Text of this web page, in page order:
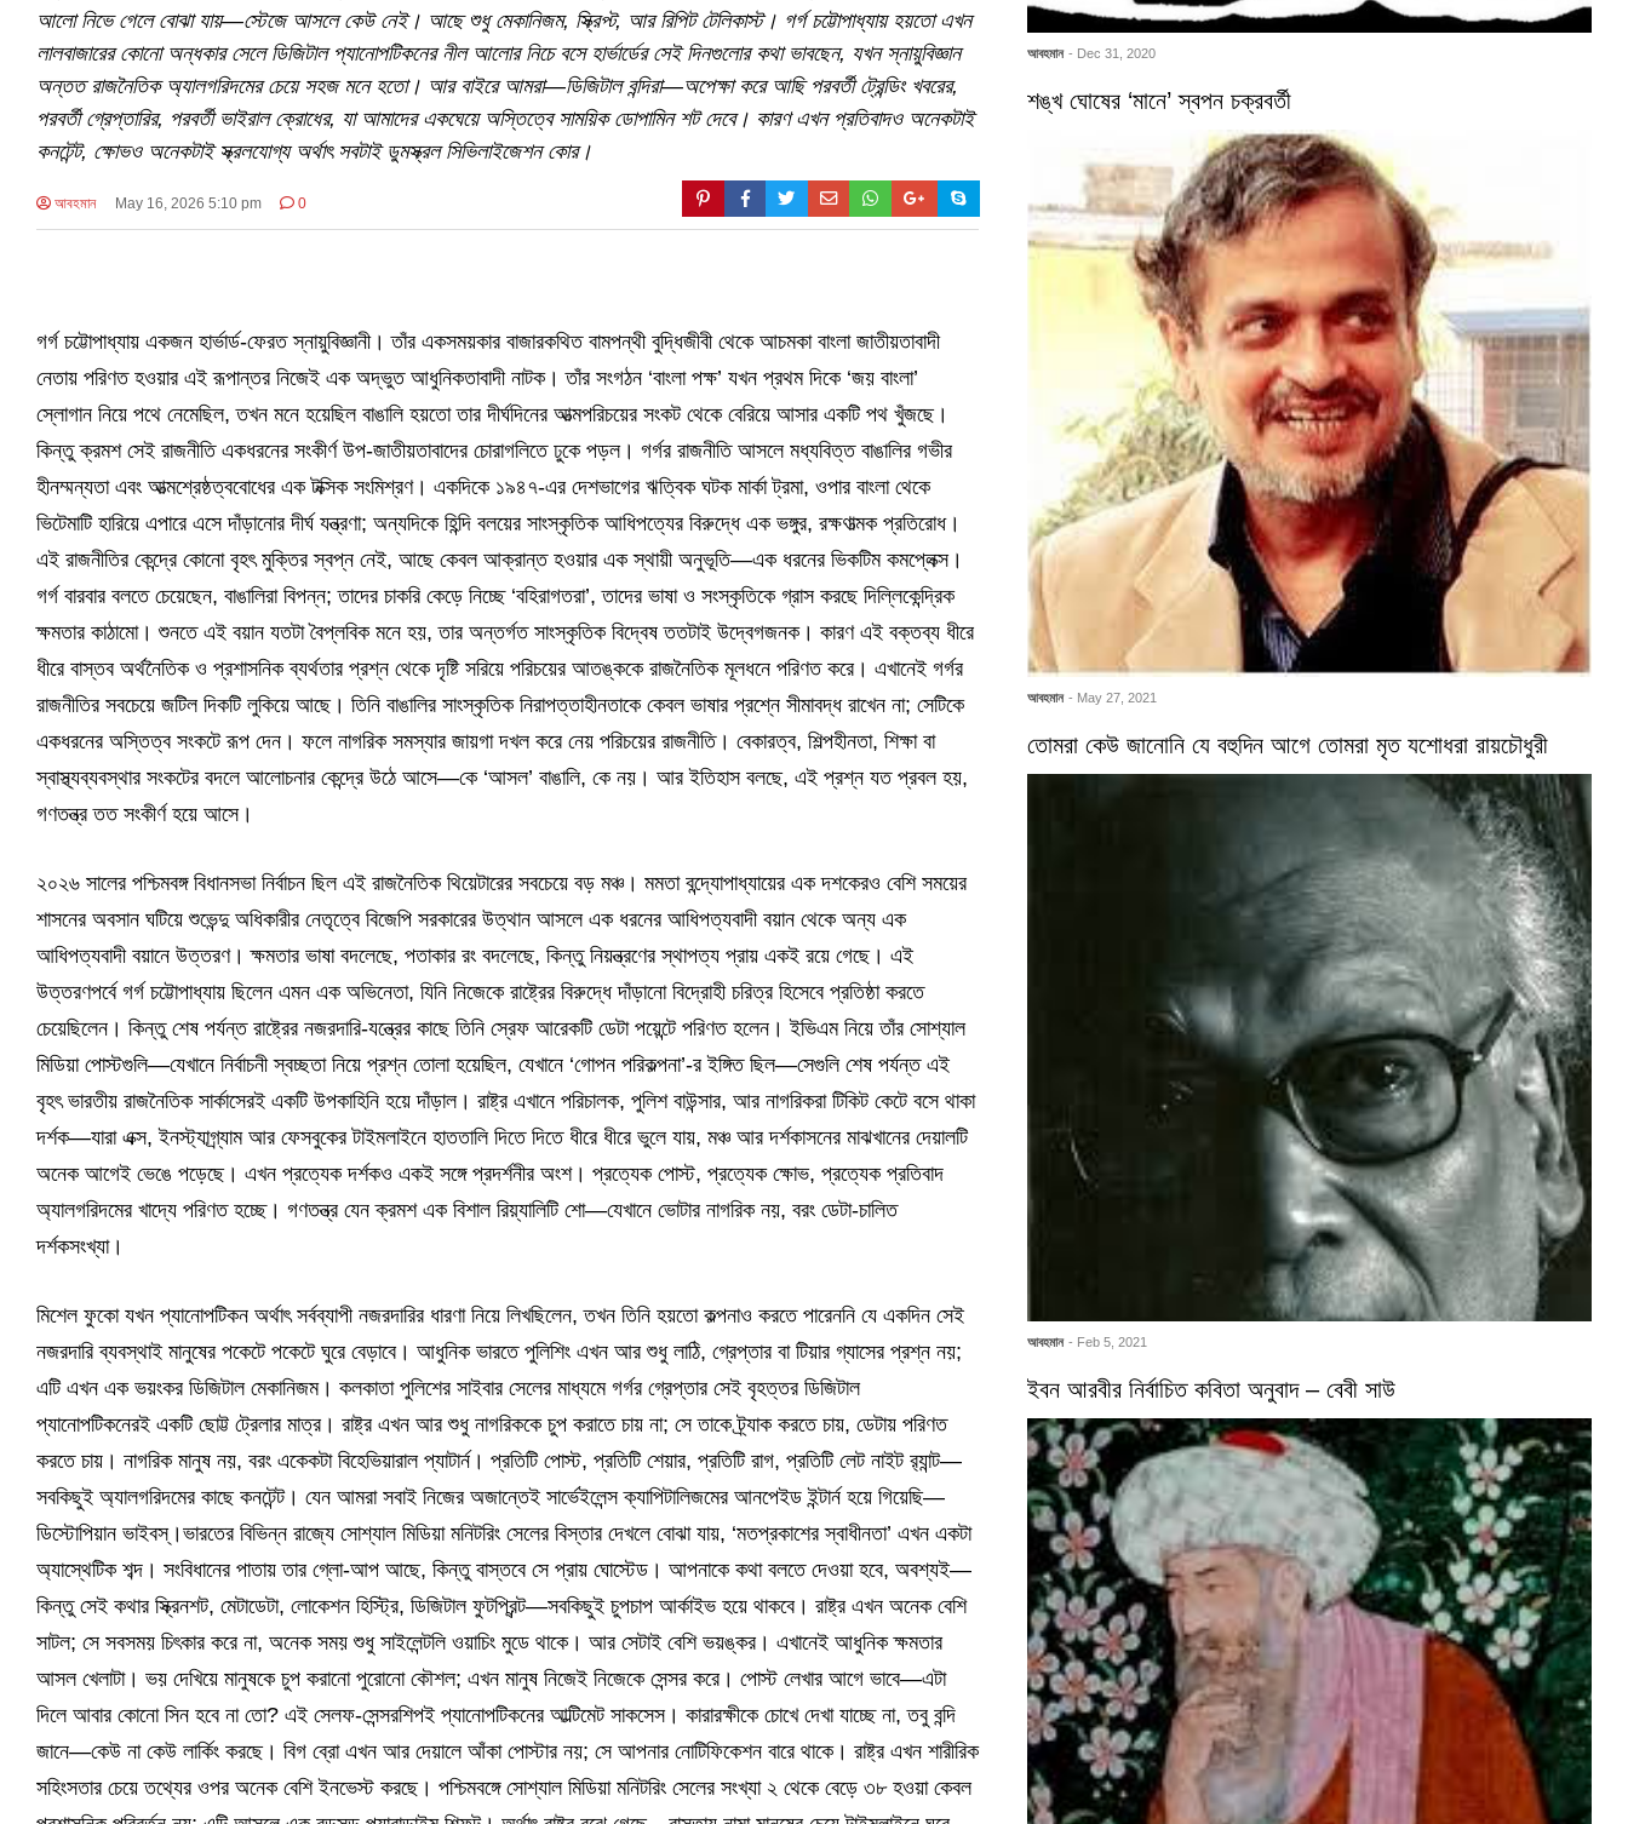
আলো নিভে গেলে বোঝা যায়—স্টেজে আসলে কেউ নেই। আছে শুধু মেকানিজম, স্ক্রিপ্ট, আর রিপিট টেলিকাস্ট। গর্গ চট্টোপাধ্যায় হয়তো এখন
লালবাজারের কোনো অন্ধকার সেলে ডিজিটাল প্যানোপটিকনের নীল আলোর নিচে বসে হার্ভার্ডের সেই দিনগুলোর কথা ভাবছেন, যখন স্নায়ুবিজ্ঞান
অন্তত রাজনৈতিক অ্যালগরিদমের চেয়ে সহজ মনে হতো। আর বাইরে আমরা—ডিজিটাল বন্দিরা—অপেক্ষা করে আছি পরবর্তী ট্রেন্ডিং খবরের,
পরবর্তী গ্রেপ্তারির, পরবর্তী ভাইরাল ক্রোধের, যা আমাদের একঘেয়ে অস্তিত্বে সাময়িক ডোপামিন শট দেবে। কারণ এখন প্রতিবাদও অনেকটাই
কনটেন্ট, ক্ষোভও অনেকটাই স্ক্রলযোগ্য অর্থাৎ সবটাই ডুমস্ক্রল সিভিলাইজেশন কোর।
আবহমান May 16, 2026 5:10 pm 0
গর্গ চট্টোপাধ্যায় একজন হার্ভার্ড-ফেরত স্নায়ুবিজ্ঞানী। তাঁর একসময়কার বাজারকথিত বামপন্থী বুদ্ধিজীবী থেকে আচমকা বাংলা জাতীয়তাবাদী
নেতায় পরিণত হওয়ার এই রূপান্তর নিজেই এক অদ্ভুত আধুনিকতাবাদী নাটক। তাঁর সংগঠন ‘বাংলা পক্ষ’ যখন প্রথম দিকে ‘জয় বাংলা’
স্লোগান নিয়ে পথে নেমেছিল, তখন মনে হয়েছিল বাঙালি হয়তো তার দীর্ঘদিনের আত্মপরিচয়ের সংকট থেকে বেরিয়ে আসার একটি পথ খুঁজছে।
কিন্তু ক্রমশ সেই রাজনীতি একধরনের সংকীর্ণ উপ-জাতীয়তাবাদের চোরাগলিতে ঢুকে পড়ল। গর্গর রাজনীতি আসলে মধ্যবিত্ত বাঙালির গভীর
হীনম্মন্যতা এবং আত্মশ্রেষ্ঠত্ববোধের এক টক্সিক সংমিশ্রণ। একদিকে ১৯৪৭-এর দেশভাগের ঋত্বিক ঘটক মার্কা ট্রমা, ওপার বাংলা থেকে
ভিটেমাটি হারিয়ে এপারে এসে দাঁড়ানোর দীর্ঘ যন্ত্রণা; অন্যদিকে হিন্দি বলয়ের সাংস্কৃতিক আধিপত্যের বিরুদ্ধে এক ভঙ্গুর, রক্ষণাত্মক প্রতিরোধ।
এই রাজনীতির কেন্দ্রে কোনো বৃহৎ মুক্তির স্বপ্ন নেই, আছে কেবল আক্রান্ত হওয়ার এক স্থায়ী অনুভূতি—এক ধরনের ভিকটিম কমপ্লেক্স।
গর্গ বারবার বলতে চেয়েছেন, বাঙালিরা বিপন্ন; তাদের চাকরি কেড়ে নিচ্ছে ‘বহিরাগতরা’, তাদের ভাষা ও সংস্কৃতিকে গ্রাস করছে দিল্লিকেন্দ্রিক
ক্ষমতার কাঠামো। শুনতে এই বয়ান যতটা বৈপ্লবিক মনে হয়, তার অন্তর্গত সাংস্কৃতিক বিদ্বেষ ততটাই উদ্বেগজনক। কারণ এই বক্তব্য ধীরে
ধীরে বাস্তব অর্থনৈতিক ও প্রশাসনিক ব্যর্থতার প্রশ্ন থেকে দৃষ্টি সরিয়ে পরিচয়ের আতঙ্ককে রাজনৈতিক মূলধনে পরিণত করে। এখানেই গর্গর
রাজনীতির সবচেয়ে জটিল দিকটি লুকিয়ে আছে। তিনি বাঙালির সাংস্কৃতিক নিরাপত্তাহীনতাকে কেবল ভাষার প্রশ্নে সীমাবদ্ধ রাখেন না; সেটিকে
একধরনের অস্তিত্ব সংকটে রূপ দেন। ফলে নাগরিক সমস্যার জায়গা দখল করে নেয় পরিচয়ের রাজনীতি। বেকারত্ব, শিল্পহীনতা, শিক্ষা বা
স্বাস্থ্যব্যবস্থার সংকটের বদলে আলোচনার কেন্দ্রে উঠে আসে—কে ‘আসল’ বাঙালি, কে নয়। আর ইতিহাস বলছে, এই প্রশ্ন যত প্রবল হয়,
গণতন্ত্র তত সংকীর্ণ হয়ে আসে।
২০২৬ সালের পশ্চিমবঙ্গ বিধানসভা নির্বাচন ছিল এই রাজনৈতিক থিয়েটারের সবচেয়ে বড় মঞ্চ। মমতা বন্দ্যোপাধ্যায়ের এক দশকেরও বেশি সময়ের
শাসনের অবসান ঘটিয়ে শুভেন্দু অধিকারীর নেতৃত্বে বিজেপি সরকারের উত্থান আসলে এক ধরনের আধিপত্যবাদী বয়ান থেকে অন্য এক
আধিপত্যবাদী বয়ানে উত্তরণ। ক্ষমতার ভাষা বদলেছে, পতাকার রং বদলেছে, কিন্তু নিয়ন্ত্রণের স্থাপত্য প্রায় একই রয়ে গেছে। এই
উত্তরণপর্বে গর্গ চট্টোপাধ্যায় ছিলেন এমন এক অভিনেতা, যিনি নিজেকে রাষ্ট্রের বিরুদ্ধে দাঁড়ানো বিদ্রোহী চরিত্র হিসেবে প্রতিষ্ঠা করতে
চেয়েছিলেন। কিন্তু শেষ পর্যন্ত রাষ্ট্রের নজরদারি-যন্ত্রের কাছে তিনি স্রেফ আরেকটি ডেটা পয়েন্টে পরিণত হলেন। ইভিএম নিয়ে তাঁর সোশ্যাল
মিডিয়া পোস্টগুলি—যেখানে নির্বাচনী স্বচ্ছতা নিয়ে প্রশ্ন তোলা হয়েছিল, যেখানে ‘গোপন পরিকল্পনা’-র ইঙ্গিত ছিল—সেগুলি শেষ পর্যন্ত এই
বৃহৎ ভারতীয় রাজনৈতিক সার্কাসেরই একটি উপকাহিনি হয়ে দাঁড়াল। রাষ্ট্র এখানে পরিচালক, পুলিশ বাউন্সার, আর নাগরিকরা টিকিট কেটে বসে থাকা
দর্শক—যারা এক্স, ইনস্ট্যাগ্র্যাম আর ফেসবুকের টাইমলাইনে হাততালি দিতে দিতে ধীরে ধীরে ভুলে যায়, মঞ্চ আর দর্শকাসনের মাঝখানের দেয়ালটি
অনেক আগেই ভেঙে পড়েছে। এখন প্রত্যেক দর্শকও একই সঙ্গে প্রদর্শনীর অংশ। প্রত্যেক পোস্ট, প্রত্যেক ক্ষোভ, প্রত্যেক প্রতিবাদ
অ্যালগরিদমের খাদ্যে পরিণত হচ্ছে। গণতন্ত্র যেন ক্রমশ এক বিশাল রিয়্যালিটি শো—যেখানে ভোটার নাগরিক নয়, বরং ডেটা-চালিত
দর্শকসংখ্যা।
মিশেল ফুকো যখন প্যানোপটিকন অর্থাৎ সর্বব্যাপী নজরদারির ধারণা নিয়ে লিখছিলেন, তখন তিনি হয়তো কল্পনাও করতে পারেননি যে একদিন সেই
নজরদারি ব্যবস্থাই মানুষের পকেটে পকেটে ঘুরে বেড়াবে। আধুনিক ভারতে পুলিশিং এখন আর শুধু লাঠি, গ্রেপ্তার বা টিয়ার গ্যাসের প্রশ্ন নয়;
এটি এখন এক ভয়ংকর ডিজিটাল মেকানিজম। কলকাতা পুলিশের সাইবার সেলের মাধ্যমে গর্গর গ্রেপ্তার সেই বৃহত্তর ডিজিটাল
প্যানোপটিকনেরই একটি ছোট্ট ট্রেলার মাত্র। রাষ্ট্র এখন আর শুধু নাগরিককে চুপ করাতে চায় না; সে তাকে ট্র্যাক করতে চায়, ডেটায় পরিণত
করতে চায়। নাগরিক মানুষ নয়, বরং একেকটা বিহেভিয়ারাল প্যাটার্ন। প্রতিটি পোস্ট, প্রতিটি শেয়ার, প্রতিটি রাগ, প্রতিটি লেট নাইট র‍্যান্ট—
সবকিছুই অ্যালগরিদমের কাছে কনটেন্ট। যেন আমরা সবাই নিজের অজান্তেই সার্ভেইলেন্স ক্যাপিটালিজমের আনপেইড ইন্টার্ন হয়ে গিয়েছি—
ডিস্টোপিয়ান ভাইবস্।ভারতের বিভিন্ন রাজ্যে সোশ্যাল মিডিয়া মনিটরিং সেলের বিস্তার দেখলে বোঝা যায়, ‘মতপ্রকাশের স্বাধীনতা’ এখন একটা
অ্যাস্থেটিক শব্দ। সংবিধানের পাতায় তার গ্লো-আপ আছে, কিন্তু বাস্তবে সে প্রায় ঘোস্টেড। আপনাকে কথা বলতে দেওয়া হবে, অবশ্যই—
কিন্তু সেই কথার স্ক্রিনশট, মেটাডেটা, লোকেশন হিস্ট্রি, ডিজিটাল ফুটপ্রিন্ট—সবকিছুই চুপচাপ আর্কাইভ হয়ে থাকবে। রাষ্ট্র এখন অনেক বেশি
সাটল; সে সবসময় চিৎকার করে না, অনেক সময় শুধু সাইলেন্টলি ওয়াচিং মুডে থাকে। আর সেটাই বেশি ভয়ঙ্কর। এখানেই আধুনিক ক্ষমতার
আসল খেলাটা। ভয় দেখিয়ে মানুষকে চুপ করানো পুরোনো কৌশল; এখন মানুষ নিজেই নিজেকে সেন্সর করে। পোস্ট লেখার আগে ভাবে—এটা
দিলে আবার কোনো সিন হবে না তো? এই সেলফ-সেন্সরশিপই প্যানোপটিকনের আল্টিমেট সাকসেস। কারারক্ষীকে চোখে দেখা যাচ্ছে না, তবু বন্দি
জানে—কেউ না কেউ লার্কিং করছে। বিগ ব্রো এখন আর দেয়ালে আঁকা পোস্টার নয়; সে আপনার নোটিফিকেশন বারে থাকে। রাষ্ট্র এখন শারীরিক
সহিংসতার চেয়ে তথ্যের ওপর অনেক বেশি ইনভেস্ট করছে। পশ্চিমবঙ্গে সোশ্যাল মিডিয়া মনিটরিং সেলের সংখ্যা ২ থেকে বেড়ে ৩৮ হওয়া কেবল
আবহমান - Dec 31, 2020
শঙ্খ ঘোষের ‘মানে’ স্বপন চক্রবর্তী
আবহমান - May 27, 2021
তোমরা কেউ জানোনি যে বহুদিন আগে তোমরা মৃত যশোধরা রায়চৌধুরী
আবহমান - Feb 5, 2021
ইবন আরবীর নির্বাচিত কবিতা অনুবাদ – বেবী সাউ